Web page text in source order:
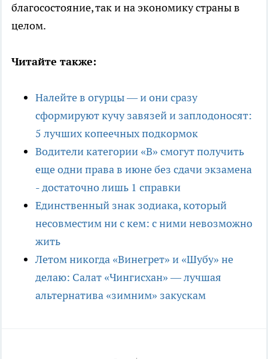
благосостояние, так и на экономику страны в
целом.
Читайте также:
Налейте в огурцы — и они сразу
сформируют кучу завязей и заплодоносят:
5 лучших копеечных подкормок
Водители категории «В» смогут получить
еще одни права в июне без сдачи экзамена
- достаточно лишь 1 справки
Единственный знак зодиака, который
несовместим ни с кем: с ними невозможно
жить
Летом никогда «Винегрет» и «Шубу» не
делаю: Салат «Чингисхан» — лучшая
альтернатива «зимним» закускам